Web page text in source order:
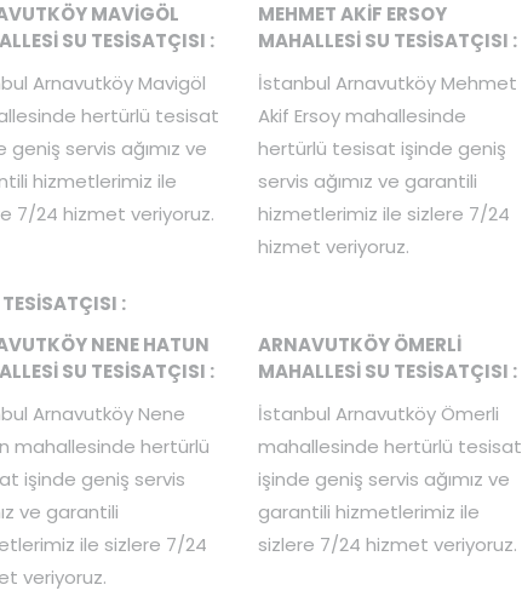
MAVİGÖL
SU TESİSATÇISI :
Arnavutköy Mavigöl
hertürlü tesisat
geniş servis ağımız ve
hizmetlerimiz ile
7/24 hizmet veriyoruz.
MEHMET AKİF ERSOY
MAHALLESİ SU TESİSATÇISI :
İstanbul Arnavutköy Mehmet
Akif Ersoy mahallesinde
hertürlü tesisat işinde geniş
servis ağımız ve garantili
hizmetlerimiz ile sizlere 7/24
hizmet veriyoruz.
:
NENE HATUN
SU TESİSATÇISI :
Arnavutköy Nene
mahallesinde hertürlü
işinde geniş servis
ve garantili
ile sizlere 7/24
veriyoruz.
ARNAVUTKÖY ÖMERLİ
MAHALLESİ SU TESİSATÇISI :
İstanbul Arnavutköy Ömerli
mahallesinde hertürlü tesisat
işinde geniş servis ağımız ve
garantili hizmetlerimiz ile
sizlere 7/24 hizmet veriyoruz.